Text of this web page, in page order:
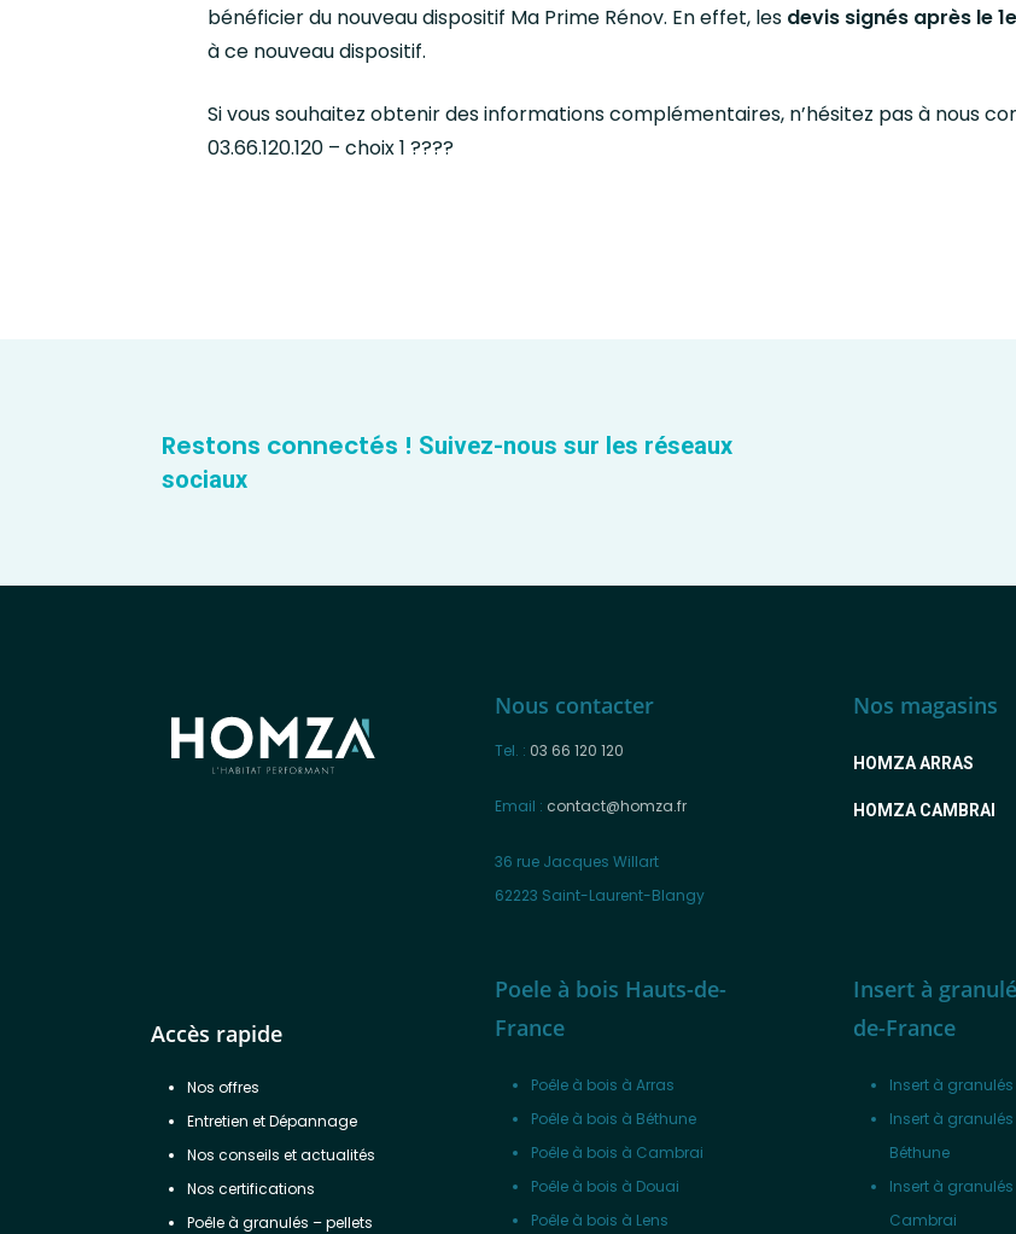
bénéficier du nouveau dispositif Ma Prime Rénov. En effet, les devis signés après le
à ce nouveau dispositif.
Si vous souhaitez obtenir des informations complémentaires, n’hésitez pas à nous
03.66.120.120 – choix 1 ????
Restons connectés ! Suivez-nous sur les réseaux
sociaux
Nous contacter
Tel. : 03 66 120 120
Email : contact@homza.fr
36 rue Jacques Willart
62223 Saint-Laurent-Blangy
Nos magasins
HOMZA ARRAS
HOMZA CAMBRAI
Accès rapide
Nos offres
Entretien et Dépannage
Nos conseils et actualités
Nos certifications
Poêle à granulés – pellets
Poele à bois Hauts-de-
France
Poêle à bois à Arras
Poêle à bois à Béthune
Poêle à bois à Cambrai
Poêle à bois à Douai
Poêle à bois à Lens
Insert à
de-France
Insert à
Insert à
Béthune
Insert à
Cambrai